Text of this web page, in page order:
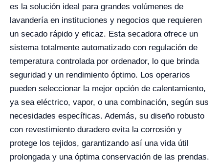
es la solución ideal para grandes volúmenes de
lavandería en instituciones y negocios que requieren
un secado rápido y eficaz. Esta secadora ofrece un
sistema totalmente automatizado con regulación de
temperatura controlada por ordenador, lo que brinda
seguridad y un rendimiento óptimo. Los operarios
pueden seleccionar la mejor opción de calentamiento,
ya sea eléctrico, vapor, o una combinación, según sus
necesidades específicas. Además, su diseño robusto
con revestimiento duradero evita la corrosión y
protege los tejidos, garantizando así una vida útil
prolongada y una óptima conservación de las prendas.